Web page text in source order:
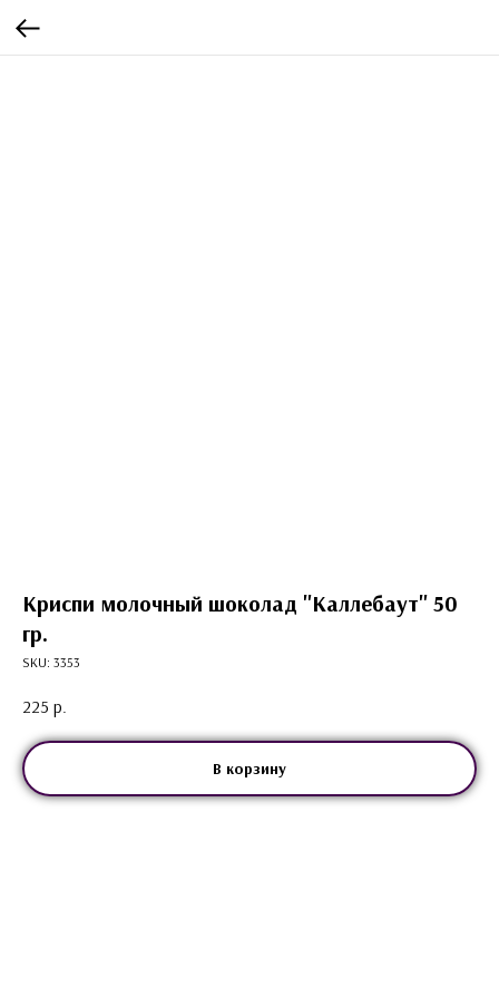
Криспи молочный шоколад "Каллебаут" 50
гр.
SKU: 3353
225 р.
В корзину